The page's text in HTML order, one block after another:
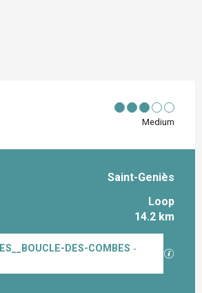
Medium
Saint-Geniès
Loop
14.2 km
DES-COMBES -
GPX /